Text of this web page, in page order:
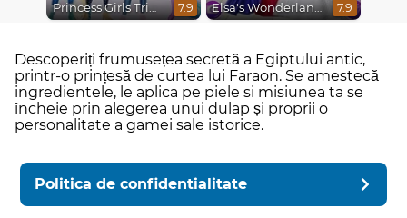
Princess Girls Trip To Aspen 7.9 Elsa's Wonderland Wedding 7.9
Descoperiți frumusețea secretă a Egiptului antic,
printr-o prințesă de curtea lui Faraon. Se amestecă
ingredientele, le aplica pe piele si misiunea ta se
încheie prin alegerea unui dulap și proprii o
personalitate a gamei sale istorice.
Politica de confidentialitate